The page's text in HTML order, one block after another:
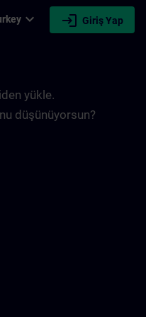
expand_more login Giriş Yap
yükle.
düşünüyorsun?